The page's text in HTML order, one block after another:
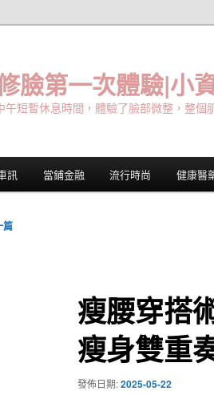
臉第一次體驗|小
午短暫休息時間，體驗了臉部微整，整個
訊 當鋪金融 流行時尚 健康醫
篇
瘦腰穿搭
瘦身雙重
發佈日期:2025-05-22